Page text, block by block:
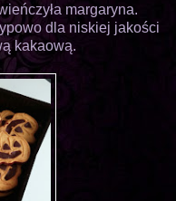
margaryna.
dla niskiej jakości
kakaową.